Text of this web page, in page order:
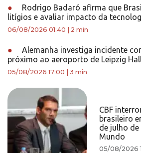
●
Rodrigo Badaró afirma que
litígios e avaliar impacto da
06/08/2026 01:40 2 min
●
Alemanha investiga incidente
próximo ao aeroporto de Leipzig
05/08/2026 17:00 3 min
CBF
brasileiro
de julho
Mundo
05/08/2026